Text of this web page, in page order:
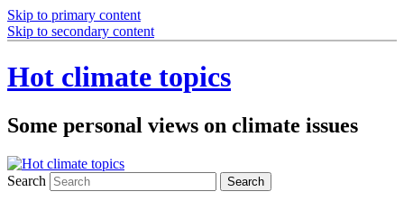
Skip to primary content
Skip to secondary content
Hot climate topics
Some personal views on climate issues
Search